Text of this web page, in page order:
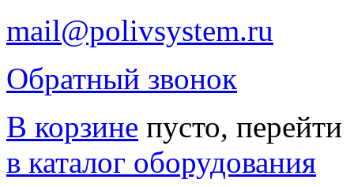
mail@polivsystem.ru
Обратный звонок
В корзине пусто, перейти
в каталог оборудования